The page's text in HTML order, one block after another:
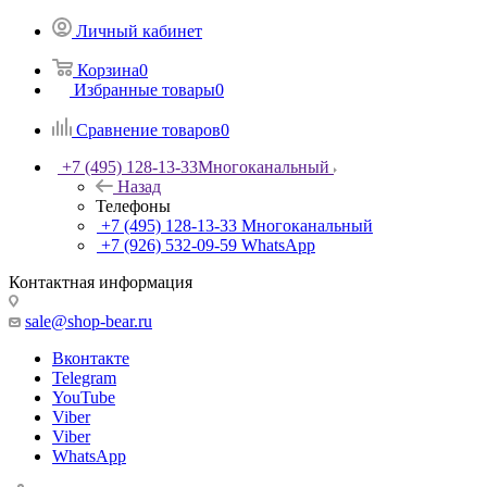
Личный кабинет
Корзина0
Избранные товары0
Сравнение товаров0
+7 (495) 128-13-33Многоканальный
Назад
Телефоны
+7 (495) 128-13-33 Многоканальный
+7 (926) 532-09-59 WhatsApp
Контактная информация
sale@shop-bear.ru
Вконтакте
Telegram
YouTube
Viber
Viber
WhatsApp